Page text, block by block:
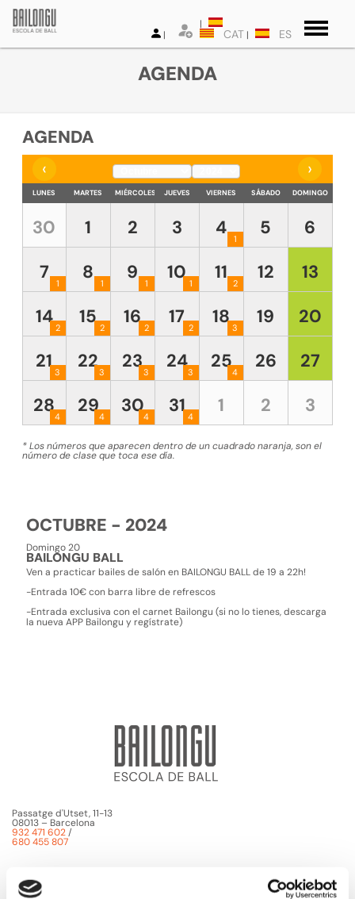
CAT ES
AGENDA
AGENDA
‹
›
LUNES MARTES MIÉRCOLES JUEVES VIERNES SÁBADO DOMINGO
30 1 2 3 4 1 5
6
7
1 8 1 9 1 10 1 11 2 12
13
14 2 15 2 16 2 17 2 18 3 19
20
21 3 223 233 243 254 26
27
284 294 304 31 4 1 2 3
* Los números que aparecen dentro de un cuadrado naranja, son el
número de clase que toca ese día.
OCTUBRE - 2024
Domingo 20
BAILONGU BALL
Ven a practicar bailes de salón en BAILONGU BALL de 19 a 22h!
-Entrada 10€ con barra libre de refrescos
-Entrada exclusiva con el carnet Bailongu (si no lo tienes, descarga
la nueva APP Bailongu y regístrate)
Passatge d'Utset, 11-13
08013 – Barcelona
932 471 602/
680 455 807